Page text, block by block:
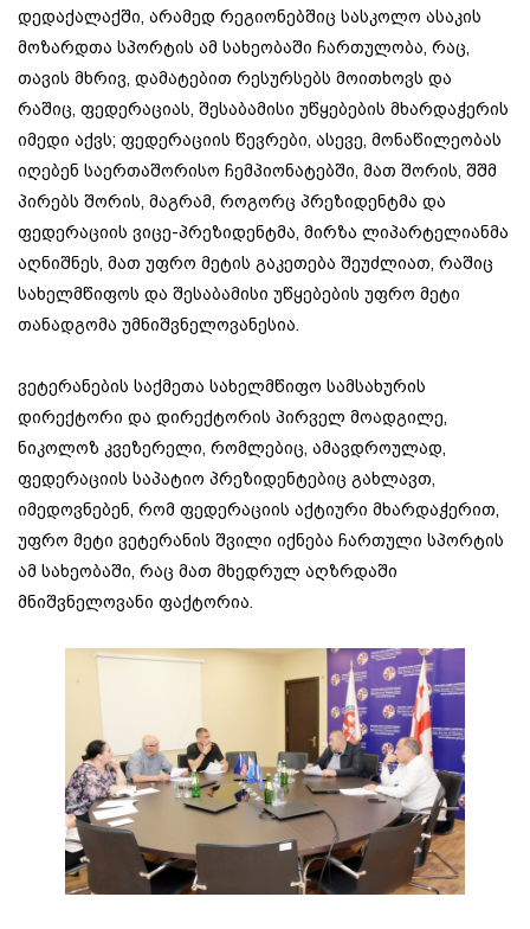
დედაქალაქში, არამედ რეგიონებშიც სასკოლო ასაკის
მოზარდთა სპორტის ამ სახეობაში ჩართულობა, რაც,
თავის მხრივ, დამატებით რესურსებს მოითხოვს და
რაშიც, ფედერაციას, შესაბამისი უწყებების მხარდაჭერის
იმედი აქვს; ფედერაციის წევრები, ასევე, მონაწილეობას
იღებენ საერთაშორისო ჩემპიონატებში, მათ შორის, შშმ
პირებს შორის, მაგრამ, როგორც პრეზიდენტმა და
ფედერაციის ვიცე-პრეზიდენტმა, მირზა ლიპარტელიანმა
აღნიშნეს, მათ უფრო მეტის გაკეთება შეუძლიათ, რაშიც
სახელმწიფოს და შესაბამისი უწყებების უფრო მეტი
თანადგომა უმნიშვნელოვანესია.
ვეტერანების საქმეთა სახელმწიფო სამსახურის
დირექტორი და დირექტორის პირველ მოადგილე,
ნიკოლოზ კვეზერელი, რომლებიც, ამავდროულად,
ფედერაციის საპატიო პრეზიდენტებიც გახლავთ,
იმედოვნებენ, რომ ფედერაციის აქტიური მხარდაჭერით,
უფრო მეტი ვეტერანის შვილი იქნება ჩართული სპორტის
ამ სახეობაში, რაც მათ მხედრულ აღზრდაში
მნიშვნელოვანი ფაქტორია.